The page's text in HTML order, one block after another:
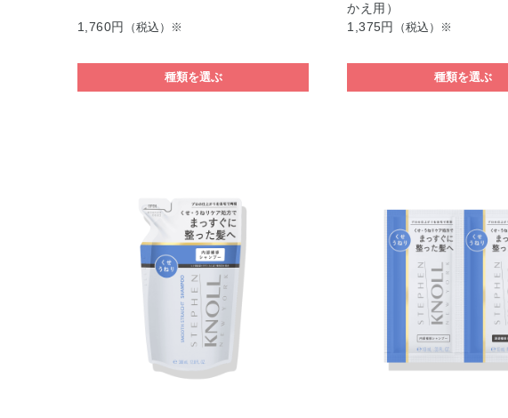
1,760円 （税込）※
種類を選ぶ
かえ用）
1,375円
（税込）※
種類を選ぶ